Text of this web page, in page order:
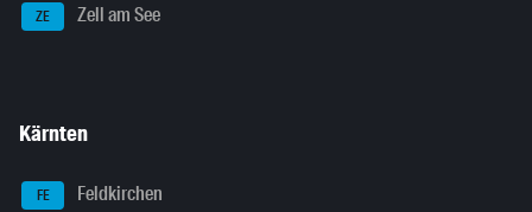
ZE Zell am See
Kärnten
FE Feldkirchen